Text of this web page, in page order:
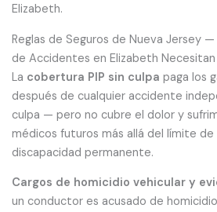
Elizabeth.
Reglas de Seguros de Nueva Jersey
de Accidentes en Elizabeth
La cobertura PIP sin culpa paga los
después de cualquier accidente
culpa — pero no cubre el dolor y
médicos futuros más allá del límite de
discapacidad permanente.
Cargos de homicidio vehicular y
un conductor es acusado de